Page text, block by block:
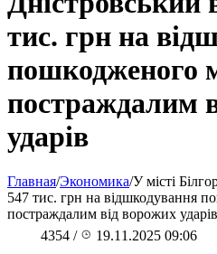
тис. грн на
пошкодженого
постраждалим
ударів
Главная/Экономика/У місті
547 тис. грн на відшкодування
постраждалим від ворожих ударів
4354 / 19.11.2025 09:06